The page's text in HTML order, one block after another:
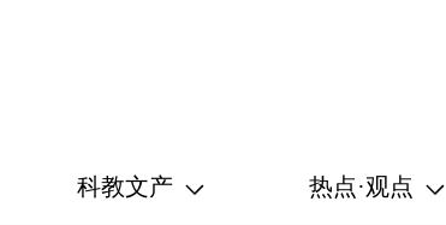
科教文产 热点·观点